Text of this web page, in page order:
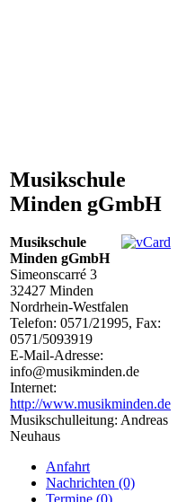
Musikschule
Minden gGmbH
Musikschule
Minden gGmbH
Simeonscarré 3
32427 Minden
Nordrhein-Westfalen
Telefon: 0571/21995, Fax:
0571/5093919
E-Mail-Adresse:
info@musikminden.de
Internet:
http://www.musikminden.de
Musikschulleitung: Andreas
Neuhaus
Anfahrt
Nachrichten (0)
Termine (0)